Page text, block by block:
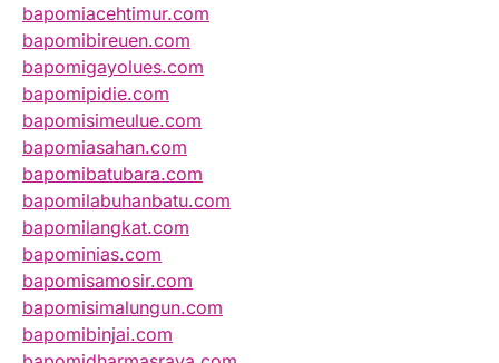
bapomiacehtimur.com
bapomibireuen.com
bapomigayolues.com
bapomipidie.com
bapomisimeulue.com
bapomiasahan.com
bapomibatubara.com
bapomilabuhanbatu.com
bapomilangkat.com
bapominias.com
bapomisamosir.com
bapomisimalungun.com
bapomibinjai.com